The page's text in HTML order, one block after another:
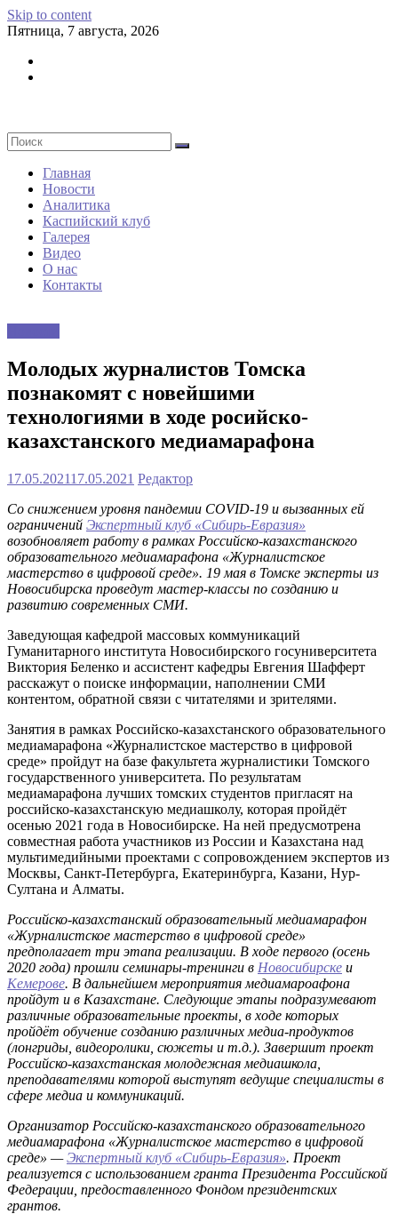
Skip to content
Пятница, 7 августа, 2026
Главная
Новости
Аналитика
Каспийский клуб
Галерея
Видео
О нас
Контакты
Молодых журналистов Томска
познакомят с новейшими
технологиями в ходе росийско-
казахстанского медиамарафона
17.05.202117.05.2021 Редактор
Со снижением уровня пандемии COVID-19 и вызванных ей
ограничений Экспертный клуб «Сибирь-Евразия»
возобновляет работу в рамках Российско-казахстанского
образовательного медиамарафона «Журналистское
мастерство в цифровой среде». 19 мая в Томске эксперты из
Новосибирска проведут мастер-классы по созданию и
развитию современных СМИ.
Заведующая кафедрой массовых коммуникаций
Гуманитарного института Новосибирского госуниверситета
Виктория Беленко и ассистент кафедры Евгения Шафферт
расскажут о поиске информации, наполнении СМИ
контентом, обратной связи с читателями и зрителями.
Занятия в рамках Российско-казахстанского образовательного
медиамарафона «Журналистское мастерство в цифровой
среде» пройдут на базе факультета журналистики Томского
государственного университета. По результатам
медиамарафона лучших томских студентов пригласят на
российско-казахстанскую медиашколу, которая пройдёт
осенью 2021 года в Новосибирске. На ней предусмотрена
совместная работа участников из России и Казахстана над
мультимедийными проектами с сопровождением экспертов из
Москвы, Санкт-Петербурга, Екатеринбурга, Казани, Нур-
Султана и Алматы.
Российско-казахстанский образовательный медиамарафон
«Журналистское мастерство в цифровой среде»
предполагает три этапа реализации. В ходе первого (осень
2020 года) прошли семинары-тренинги в Новосибирске и
Кемерове. В дальнейшем мероприятия медиамароафона
пройдут и в Казахстане. Следующие этапы подразумевают
различные образовательные проекты, в ходе которых
пройдёт обучение созданию различных медиа-продуктов
(лонгриды, видеоролики, сюжеты и т.д.). Завершит проект
Российско-казахстанская молодежная медиашкола,
преподавателями которой выступят ведущие специалисты в
сфере медиа и коммуникаций.
Организатор Российско-казахстанского образовательного
медиамарафона «Журналистское мастерство в цифровой
среде» —Экспертный клуб «Сибирь-Евразия». Проект
реализуется с использованием гранта Президента Российской
Федерации, предоставленного Фондом президентских
грантов.